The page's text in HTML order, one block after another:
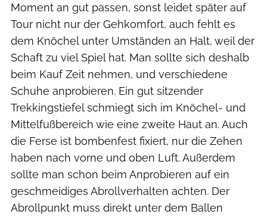
Moment an gut passen, sonst leidet später auf
Tour nicht nur der Gehkomfort, auch fehlt es
dem Knöchel unter Umständen an Halt, weil der
Schaft zu viel Spiel hat. Man sollte sich deshalb
beim Kauf Zeit nehmen, und verschiedene
Schuhe anprobieren. Ein gut sitzender
Trekkingstiefel schmiegt sich im Knöchel- und
Mittelfußbereich wie eine zweite Haut an. Auch
die Ferse ist bombenfest fixiert, nur die Zehen
haben nach vorne und oben Luft. Außerdem
sollte man schon beim Anprobieren auf ein
geschmeidiges Abrollverhalten achten. Der
Abrollpunkt muss direkt unter dem Ballen